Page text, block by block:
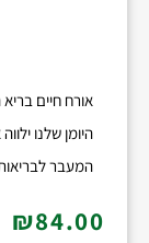
אורח חיים
היומן שלנו
המעבר
₪84.00